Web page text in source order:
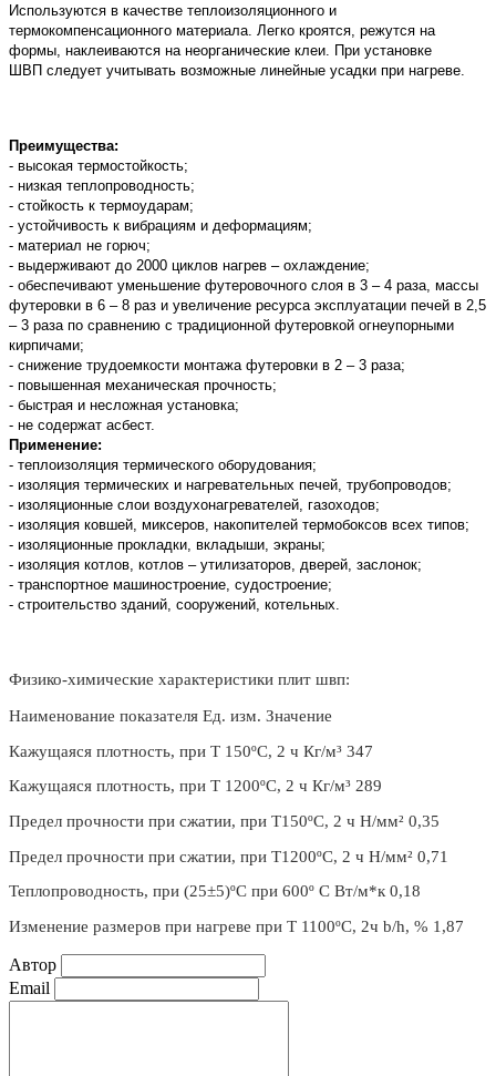
Используются в качестве теплоизоляционного и
термокомпенсационного материала. Легко кроятся, режутся на
формы, наклеиваются на неорганические клеи. При установке
ШВП следует учитывать возможные линейные усадки при нагреве.
Преимущества:
- высокая термостойкость;
- низкая теплопроводность;
- стойкость к термоударам;
- устойчивость к вибрациям и деформациям;
- материал не горюч;
- выдерживают до 2000 циклов нагрев – охлаждение;
- обеспечивают уменьшение футеровочного слоя в 3 – 4 раза, массы
футеровки в 6 – 8 раз и увеличение ресурса эксплуатации печей в 2,5
– 3 раза по сравнению с традиционной футеровкой огнеупорными
кирпичами;
- снижение трудоемкости монтажа футеровки в 2 – 3 раза;
- повышенная механическая прочность;
- быстрая и несложная установка;
- не содержат асбест.
Применение:
- теплоизоляция термического оборудования;
- изоляция термических и нагревательных печей, трубопроводов;
- изоляционные слои воздухонагревателей, газоходов;
- изоляция ковшей, миксеров, накопителей термобоксов всех типов;
- изоляционные прокладки, вкладыши, экраны;
- изоляция котлов, котлов – утилизаторов, дверей, заслонок;
- транспортное машиностроение, судостроение;
- строительство зданий, сооружений, котельных.
Физико-химические характеристики плит швп:
Наименование показателя Ед. изм. Значение
Кажущаяся плотность, при Т 150ºС, 2 ч Кг/м³ 347
Кажущаяся плотность, при Т 1200ºС, 2 ч Кг/м³ 289
Предел прочности при сжатии, при Т150ºС, 2 ч Н/мм² 0,35
Предел прочности при сжатии, при Т1200ºС, 2 ч Н/мм² 0,71
Теплопроводность, при (25±5)ºС при 600º С Вт/м*к 0,18
Изменение размеров при нагреве при Т 1100ºС, 2ч b/h, % 1,87
Автор
Email